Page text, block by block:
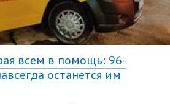
всем в помощь: 96-
останется им